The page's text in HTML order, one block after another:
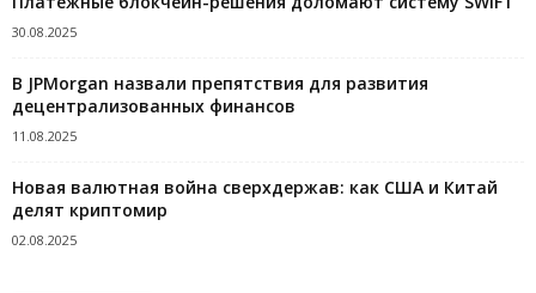
30.08.2025
В JPMorgan назвали препятствия для развития
децентрализованных финансов
11.08.2025
Новая валютная война сверхдержав: как США и Китай
делят криптомир
02.08.2025